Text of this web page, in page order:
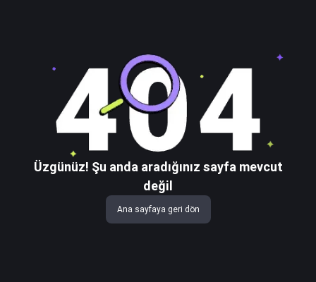
Üzgünüz! Şu anda aradığınız sayfa mevcut
değil
Ana sayfaya geri dön